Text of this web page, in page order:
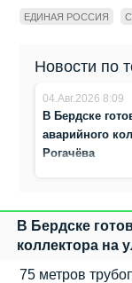
ЕДИНАЯ РОССИЯ
Новости по
04.Авг.2026 8:09
В Бердске
аварийного
Рогачёва
В Бердске
коллектора на
75 метров